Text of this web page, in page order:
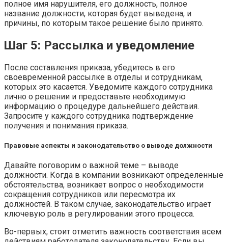
полное имя нарушителя, его должность, полное
название должности, которая будет выведена, и
причины, по которым такое решение было принято.
Шаг 5: Рассылка и уведомление
После составления приказа, убедитесь в его
своевременной рассылке в отделы и сотрудникам,
которых это касается. Уведомите каждого сотрудника
лично о решении и предоставьте необходимую
информацию о процедуре дальнейшего действия.
Запросите у каждого сотрудника подтверждение
получения и понимания приказа.
Правовые аспекты и законодательство о выводе должности
Давайте поговорим о важной теме – выводе
должности. Когда в компании возникают определенные
обстоятельства, возникает вопрос о необходимости
сокращения сотрудников или пересмотра их
должностей. В таком случае, законодательство играет
ключевую роль в регулировании этого процесса.
Во-первых, стоит отметить важность соответствия всем